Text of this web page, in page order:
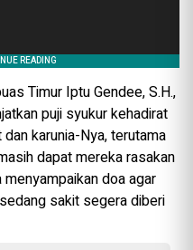
Timur Iptu Gendee, S.H.,
puji syukur kehadirat
karunia-Nya, terutama
dapat mereka rasakan
doa agar
sakit segera diberi